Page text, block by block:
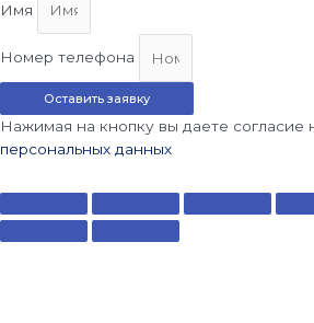
Имя
Номер телефона
Оставить заявку
Нажимая на кнопку вы даете согласие
персональных данных